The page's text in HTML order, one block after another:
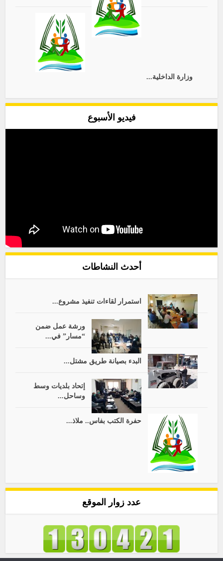
وزارة الداخلية...
فيديو الأسبوع
أحدث النشاطات
استمرار لقاءات تنفيذ مشروع...
ورشة عمل ضمن
“مسار” في...
البدء بصيانة طريق مشتل...
إتحاد بلديات وسط
وساحل...
حفرة الكتب بفاس.. ملاذ...
عدد زوار الموقع